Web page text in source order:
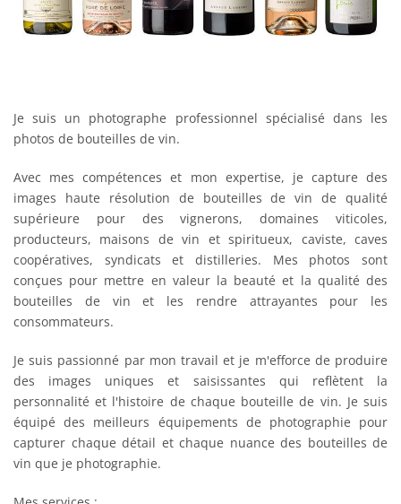
Je suis un photographe professionnel spécialisé dans les
photos de bouteilles de vin.
Avec mes compétences et mon expertise, je capture des
images haute résolution de bouteilles de vin de qualité
supérieure pour des vignerons, domaines viticoles,
producteurs, maisons de vin et spiritueux, caviste, caves
coopératives, syndicats et distilleries. Mes photos sont
conçues pour mettre en valeur la beauté et la qualité des
bouteilles de vin et les rendre attrayantes pour les
consommateurs.
Je suis passionné par mon travail et je m'efforce de produire
des images uniques et saisissantes qui reflètent la
personnalité et l'histoire de chaque bouteille de vin. Je suis
équipé des meilleurs équipements de photographie pour
capturer chaque détail et chaque nuance des bouteilles de
vin que je photographie.